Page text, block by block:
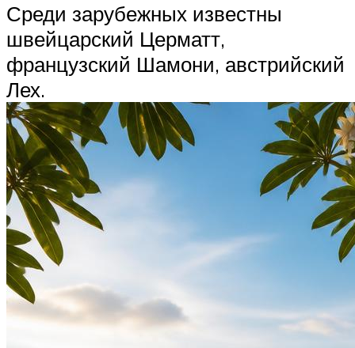
Среди зарубежных известны
швейцарский Церматт,
французский Шамони, австрийский
Лех.